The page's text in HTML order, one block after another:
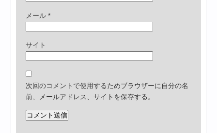
メール*
サイト
次回のコメントで使用するためブラウザーに自分の名
前、メールアドレス、サイトを保存する。